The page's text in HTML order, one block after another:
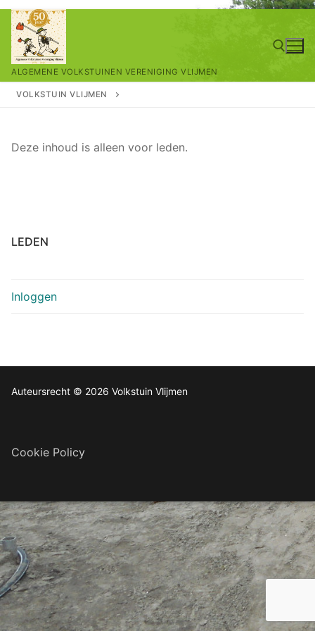
Ga
naar
inhoud
ALGEMENE VOLKSTUINEN VERENIGING VLIJMEN
VOLKSTUIN VLIJMEN
Deze inhoud is alleen voor leden.
LEDEN
Inloggen
Auteursrecht © 2026 Volkstuin Vlijmen
Cookie Policy